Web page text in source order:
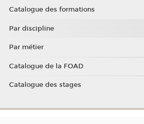
Catalogue des formations
Par discipline
Par métier
Catalogue de la FOAD
Catalogue des stages